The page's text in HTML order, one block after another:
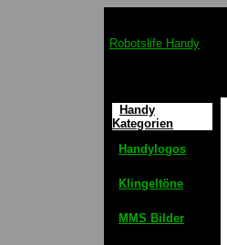
Robotslife Handy
Handy
Kategorien
Handylogos
Klingeltöne
MMS Bilder